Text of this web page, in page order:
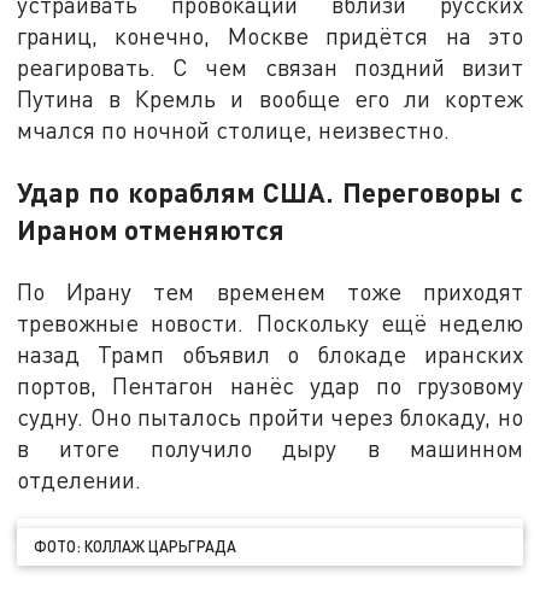
границ, конечно, Москве придётся на это
реагировать. С чем связан поздний визит
Путина в Кремль и вообще его ли кортеж
мчался по ночной столице, неизвестно.
Удар по кораблям США. Переговоры с
Ираном отменяются
По Ирану тем временем тоже приходят
тревожные новости. Поскольку ещё неделю
назад Трамп объявил о блокаде иранских
портов, Пентагон нанёс удар по грузовому
судну. Оно пыталось пройти через блокаду, но
в итоге получило дыру в машинном
отделении.
ФОТО: КОЛЛАЖ ЦАРЬГРАДА